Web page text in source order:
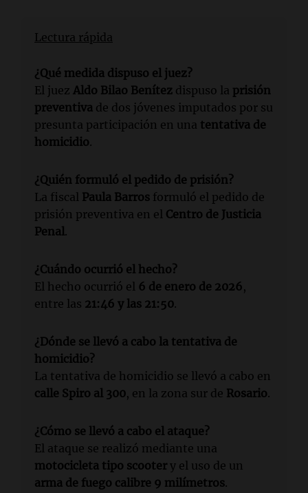
Lectura rápida
¿Qué medida dispuso el juez?
El juez Aldo Bilao Benítez dispuso la prisión
preventiva de dos jóvenes imputados por su
presunta participación en una tentativa de
homicidio.
¿Quién formuló el pedido de prisión?
La fiscal Paula Barros formuló el pedido de
prisión preventiva en el Centro de Justicia
Penal .
¿Cuándo ocurrió el hecho?
El hecho ocurrió el 6 de enero de 2026,
entre las 21:46 y las 21:50.
¿Dónde se llevó a cabo la tentativa de
homicidio?
La tentativa de homicidio se llevó a cabo en
calle Spiro al 300, en la zona sur de Rosario.
¿Cómo se llevó a cabo el ataque?
El ataque se realizó mediante una
motocicleta tipo scooter y el uso de un
arma de fuego calibre 9 milímetros.